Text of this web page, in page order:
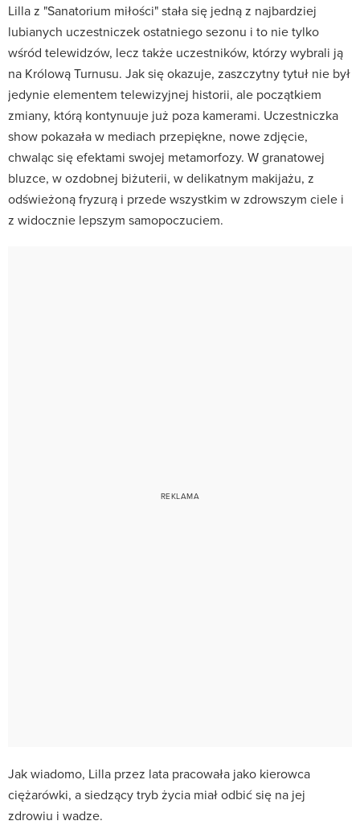
Lilla z "Sanatorium miłości" stała się jedną z najbardziej
lubianych uczestniczek ostatniego sezonu i to nie tylko
wśród telewidzów, lecz także uczestników, którzy wybrali ją
na Królową Turnusu. Jak się okazuje, zaszczytny tytuł nie był
jedynie elementem telewizyjnej historii, ale początkiem
zmiany, którą kontynuuje już poza kamerami. Uczestniczka
show pokazała w mediach przepiękne, nowe zdjęcie,
chwaląc się efektami swojej metamorfozy. W granatowej
bluzce, w ozdobnej biżuterii, w delikatnym makijażu, z
odświeżoną fryzurą i przede wszystkim w zdrowszym ciele i
z widocznie lepszym samopoczuciem.
Jak wiadomo, Lilla przez lata pracowała jako kierowca
ciężarówki, a siedzący tryb życia miał odbić się na jej
zdrowiu i wadze.